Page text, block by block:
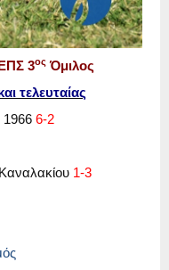
3ος Όμιλος
τελευταίας
6-2
1-3